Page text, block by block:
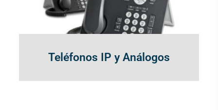
Teléfonos IP y Análogos